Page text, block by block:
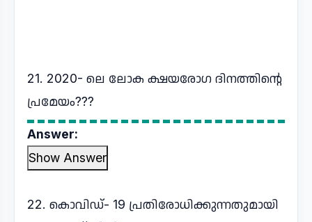
21. 2020- ലെ ലോക ക്ഷയരോഗ ദിനത്തിന്റെ
പ്രമേയം???
Answer:
Show Answer
22. കൊവിഡ്- 19 പ്രതിരോധിക്കുന്നതുമായി